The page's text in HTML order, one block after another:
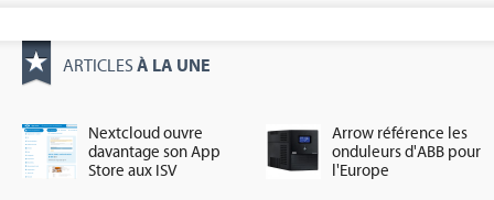
ARTICLES À LA UNE
Nextcloud ouvre
davantage son App
Store aux ISV
Arrow référence les
onduleurs d'ABB pour
l'Europe